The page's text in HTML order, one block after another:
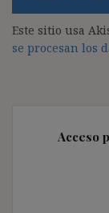
Este sitio usa
se procesan los
Acceso